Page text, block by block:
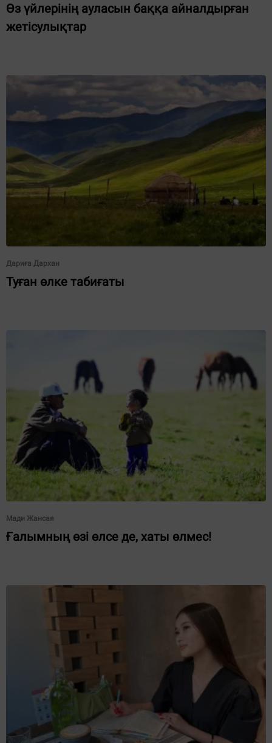
Өз үйлерінің ауласын баққа айналдырған
жетісулықтар
Дариға Дархан
Туған өлке табиғаты
Мади Жансая
Ғалымның өзі өлсе де, хаты өлмес!